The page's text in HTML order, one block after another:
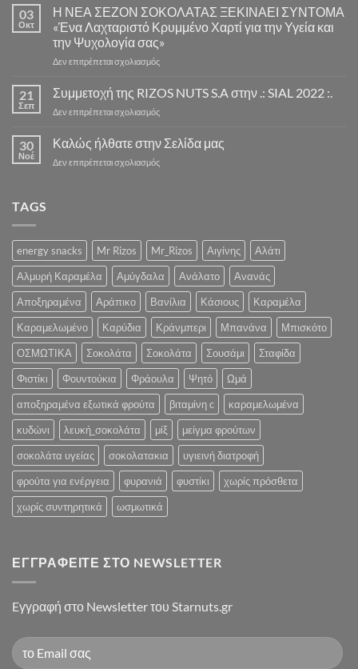
παραγγελιών
Παρασκευής
και
Σαββάτου(διαβάστε
λεπτομέρειες»)
03
Οκτ
Η ΝΕΑ ΣΕΖΟΝ ΣΟΚΟΛΑΤΑΣ ΞΕΚΙΝΑΕΙ ΣΥΝΤΟΜΑ
«Ένα Λαχταριστό Κρυμμένο Χαρτί για την Υγεία και
την Ψυχολογία σας»
Δεν επιτρέπεται σχολιασμόςστο
ΝΕΑ
ΣΕΖΟΝ
ΣΟΚΟΛΑΤΑΣ
ΣΥΝΤΟΜΑ
Λαχταριστό
και
την
Ψυχολογία
σας»
21
Σεπ
Συμμετοχή της RIZOS NUTS S.A στην .: SIAL 2022 :.
Δεν επιτρέπεται σχολιασμόςστο
της
RIZOS
NUTS
:.
30
Νοέ
Καλώς ήλθατε στην Σελίδα μας
Δεν επιτρέπεται σχολιασμόςστο
TAGS
energy snacks Mr Rizos Mr_Rizos Αιγίνης
Αλάτι
Αλμυρή Καραμέλα
Αμύγδαλα Ανάλατο
Ανανάς
Αποξηραμένα
Αράπικο Βανίλια Κάσιους
Καραμέλα
Καραμελωμένο
Καρύδια Κράνμπερι Μπανάνα
Μπισκότο
ΟΣΜΩΤΙΚΑ
Σοκολάτα Σοκολάτα Σουσάμι
Σταφίδα
Φιστίκι
Φουντούκια Φράουλα Ψητό
Ωμά
αποξηραμένα εξωτικά φρούτα
βιταμίνη c
καραμελωμένα
κυδώνι
λευκή_σοκολάτα μίξ
μείγμα φρούτων
σοκολάτα υγείας
σοκολατακια
υγιεινή διατροφή
φρούτα για ενέργεια
φυρανιά φυστίκι
χωρίς πρόσθετα
χωρίς συντηρητικά
ωσμωτικά
ΕΓΓΡΑΦΕΊΤΕ ΣΤΟ NEWSLETTER
Eγγραφή στο Newsletter του Starnuts.gr